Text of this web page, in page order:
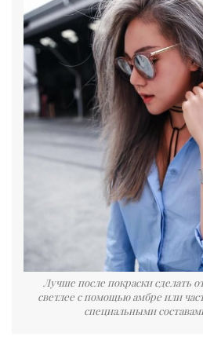
Лучше после покраски сделать
светлее с помощью амбре или
специальными